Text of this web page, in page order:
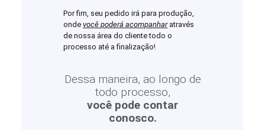
Por fim, seu pedido irá para produção,
ondevocê poderá acompanharatravés
de nossa área do cliente todo o
processo até a finalização!
Dessa maneira, ao longo de
todo processo,
você pode contar
conosco.